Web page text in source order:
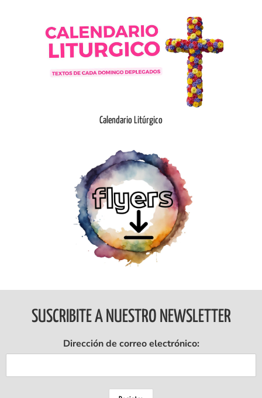
Ingresar
Calendario Litúrgico
Ingresar
SUSCRIBITE A NUESTRO NEWSLETTER
Dirección de correo electrónico: